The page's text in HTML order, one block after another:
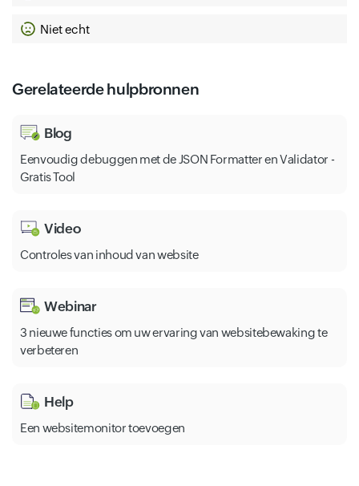
Niet echt
Gerelateerde hulpbronnen
Blog
Eenvoudig debuggen met de JSON Formatter en Validator -
Gratis Tool
Video
Controles van inhoud van website
Webinar
3 nieuwe functies om uw ervaring van websitebewaking te
verbeteren
Help
Een websitemonitor toevoegen